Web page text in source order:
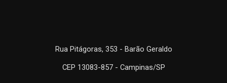
Rua Pitágoras, 353 - Barão Geraldo
CEP 13083-857 - Campinas/SP